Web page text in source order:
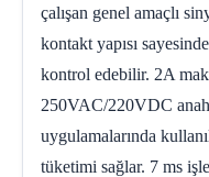
çalışan genel amaçlı
kontakt yapısı
kontrol edebilir. 2A
250VAC/220VDC
uygulamalarında
tüketimi sağlar. 7 ms